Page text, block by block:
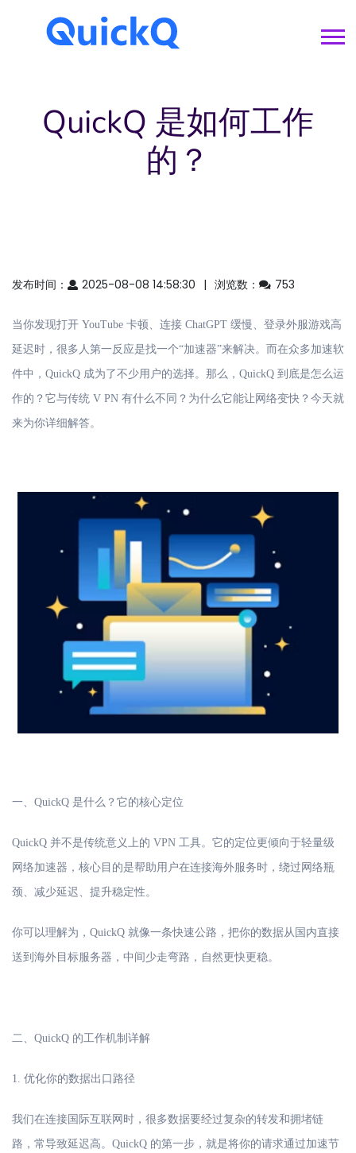
QuickQ 是如何工作
的？
发布时间： 2025-08-08 14:58:30 浏览数： 753
当你发现打开 YouTube 卡顿、连接 ChatGPT 缓慢、登录外服游戏高
延迟时，很多人第一反应是找一个“加速器”来解决。而在众多加速软
件中，QuickQ 成为了不少用户的选择。那么，QuickQ 到底是怎么运
作的？它与传统 V PN 有什么不同？为什么它能让网络变快？今天就
来为你详细解答。
一、 QuickQ 是什么？它的核心定位
QuickQ 并不是传统意义上的 VPN 工具。它的定位更倾向于轻量级
网络加速器，核心目的是帮助用户在连接海外服务时，绕过网络瓶
颈、减少延迟、提升稳定性。
你可以理解为， QuickQ 就像一条快速公路，把你的数据从国内直接
送到海外目标服务器，中间少走弯路，自然更快更稳。
二、 QuickQ 的工作机制详解
1. 优化你的数据出口路径
我们在连接国际互联网时，很多数据要经过复杂的转发和拥堵链
路，常导致延迟高。 QuickQ 的第一步，就是将你的请求通过加速节